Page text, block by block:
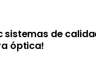
sistemas de
óptica!